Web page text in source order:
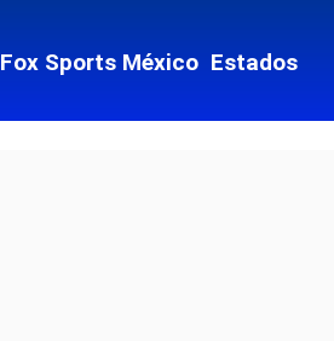
Fox Sports México Estados